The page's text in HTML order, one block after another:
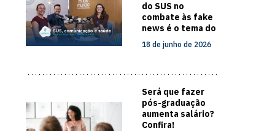
do SUS no
combate às fake
news é o tema do
novo episódio do
Papo com
18 de junho de 2026
Será que fazer
pós-graduação
aumenta salário?
Confira!